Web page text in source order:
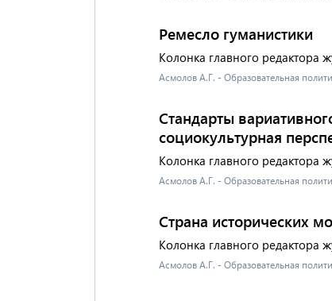
Ремесло гуманистики
Колонка главного редактора
Асмолов А.Г. - Образовательная
Стандарты
социокультурная
Колонка главного редактора
Асмолов А.Г. - Образовательная
Страна исторических
Колонка главного редактора
Асмолов А.Г. - Образовательная